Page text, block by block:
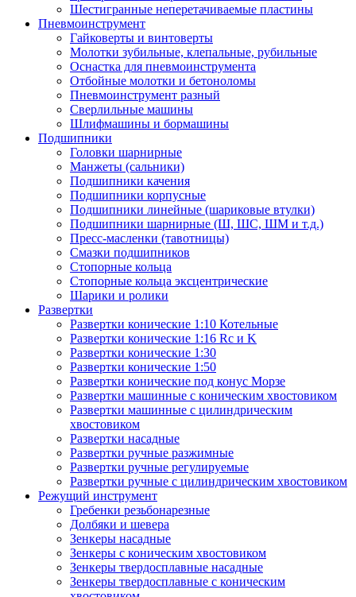
Шестигранные неперетачиваемые пластины
Пневмоинструмент
Гайковерты и винтоверты
Молотки зубильные, клепальные, рубильные
Оснастка для пневмоинструмента
Отбойные молотки и бетоноломы
Пневмоинструмент разный
Сверлильные машины
Шлифмашины и бормашины
Подшипники
Головки шарнирные
Манжеты (сальники)
Подшипники качения
Подшипники корпусные
Подшипники линейные (шариковые втулки)
Подшипники шарнирные (Ш, ШС, ШМ и т.д.)
Пресс-масленки (тавотницы)
Смазки подшипников
Стопорные кольца
Стопорные кольца эксцентрические
Шарики и ролики
Развертки
Развертки конические 1:10 Котельные
Развертки конические 1:16 Rc и K
Развертки конические 1:30
Развертки конические 1:50
Развертки конические под конус Морзе
Развертки машинные с коническим хвостовиком
Развертки машинные с цилиндрическим
хвостовиком
Развертки насадные
Развертки ручные разжимные
Развертки ручные регулируемые
Развертки ручные с цилиндрическим хвостовиком
Режущий инструмент
Гребенки резьбонарезные
Долбяки и шевера
Зенкеры насадные
Зенкеры с коническим хвостовиком
Зенкеры твердосплавные насадные
Зенкеры твердосплавные с коническим